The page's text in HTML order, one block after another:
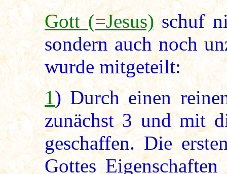
Gott (=Jesus) schuf
sondern auch noch
wurde mitgeteilt:
1) Durch einen
zunächst 3 und mit
geschaffen. Die
Gottes